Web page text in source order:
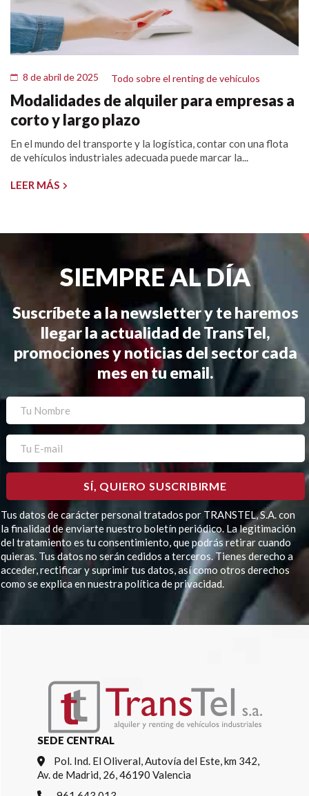
8 de abril de 2025 Todo sobre el renting de vehículos
Modalidades de alquiler para empresas a
corto y largo plazo
En el mundo del transporte y la logística, contar con una flota
de vehículos industriales adecuada puede marcar la...
LEER MÁS
SIEMPRE AL DÍA
Suscríbete a la newsletter y te haremos
llegar la actualidad de TransTel,
promociones y noticias del sector cada
mes en tu email.
Tus datos de carácter personal tratados por TRANSTEL, S.A. con
la finalidad de enviarte nuestro boletín periódico. La legitimación
del tratamiento es tu consentimiento, que podrás retirar cuando
quieras. Tus datos no serán cedidos a terceros. Tienes derecho a
acceder, rectificar y suprimir tus datos, así como otros derechos
como se explica en nuestra política de privacidad.
SEDE CENTRAL
Pol. Ind. El Oliveral, Autovía del Este, km 342,
Av. de Madrid, 26, 46190 Valencia